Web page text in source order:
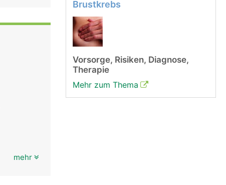
mehr
Brustkrebs
Vorsorge, Risiken, Diagnose,
Therapie
Mehr zum Thema